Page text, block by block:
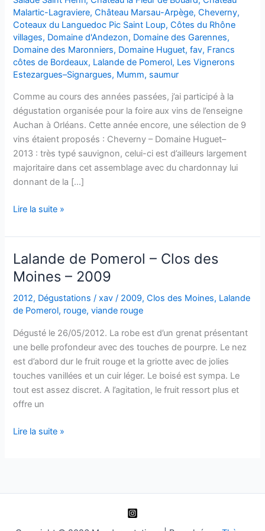
Malartic-Lagraviere,Château Marsau-Arpège,Cheverny,
Coteaux du Languedoc Pic Saint Loup,Côtes du Rhône
villages, Domaine d'Andezon, Domaine des Garennes,
Domaine des Maronniers, Domaine Huguet,fav, Francs
côtes de Bordeaux, Lalande de Pomerol, Les Vignerons
Estezargues–Signargues, Mumm, saumur
Comme au cours des années passées, j’ai participé à la
dégustation organisée pour la foire aux vins de l’enseigne
Auchan à Orléans. Cette année encore, une sélection de 9
vins étaient proposés : Cheverny – Domaine Huguet–
2013 : très typé sauvignon, celui-ci est d’ailleurs largement
majoritaire dans cet assemblage avec du chardonnay lui
donnant de la […]
Dégustations
Auchan
2014
Lire la suite »
Lalande de Pomerol – Clos des
Moines – 2009
2012, Dégustations /xav/ 2009,Clos des Moines, Lalande
de Pomerol, rouge,viande rouge
Dégusté le 26/05/2012. La robe est d’un grenat présentant
une belle profondeur avec des touches de pourpre. Le nez
est d’abord dur le fruit rouge et la griotte avec de jolies
touches vanillées et un cuir léger. Le boisé est sympa. Le
tout est assez discret. A l’agitation, le fruit ressort plus et
offre un
Lalande
Lire la suite »